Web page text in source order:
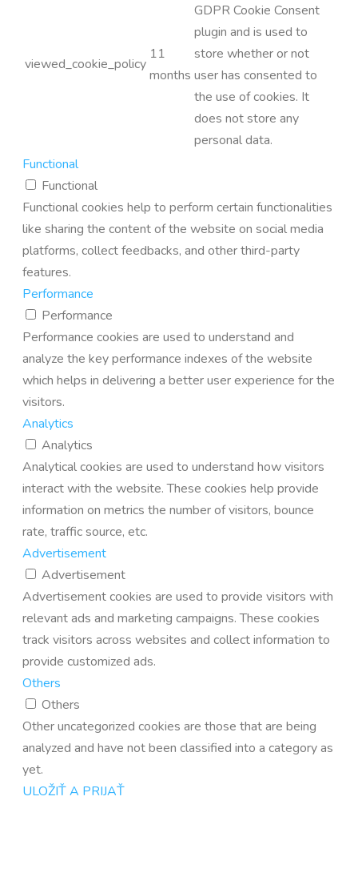
viewed_cookie_policy
11
months
GDPR Cookie Consent
plugin and is used to
store whether or not
user has consented to
the use of cookies. It
does not store any
personal data.
Functional
Functional
Functional cookies help to perform certain functionalities
like sharing the content of the website on social media
platforms, collect feedbacks, and other third-party
features.
Performance
Performance
Performance cookies are used to understand and
analyze the key performance indexes of the website
which helps in delivering a better user experience for the
visitors.
Analytics
Analytics
Analytical cookies are used to understand how visitors
interact with the website. These cookies help provide
information on metrics the number of visitors, bounce
rate, traffic source, etc.
Advertisement
Advertisement
Advertisement cookies are used to provide visitors with
relevant ads and marketing campaigns. These cookies
track visitors across websites and collect information to
provide customized ads.
Others
Others
Other uncategorized cookies are those that are being
analyzed and have not been classified into a category as
yet.
ULOŽIŤ A PRIJAŤ